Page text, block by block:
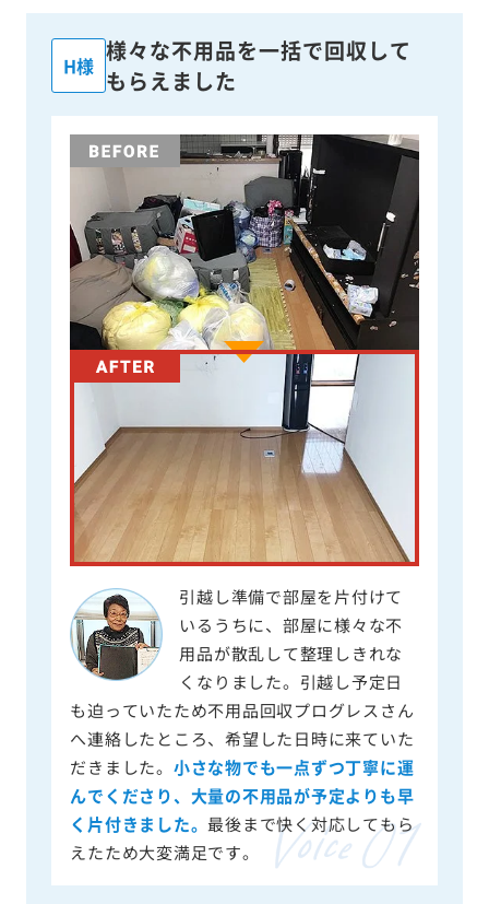
H様
様々な不用品を一括で回収して
もらえました
引越し準備で部屋を片付けて
いるうちに、部屋に様々な不
用品が散乱して整理しきれな
くなりました。引越し予定日
も迫っていたため不用品回収プログレスさん
へ連絡したところ、希望した日時に来ていた
だきました。 小さな物でも一点ずつ丁寧に運
んでくださり、大量の不用品が予定よりも早
く片付きました。 最後まで快く対応してもら
えたため大変満足です。